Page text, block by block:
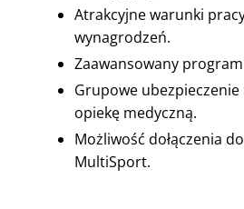
Atrakcyjne warunki
wynagrodzeń.
Zaawansowany
Grupowe ubezpieczenie
opiekę medyczną.
Możliwość dołączenia
MultiSport.